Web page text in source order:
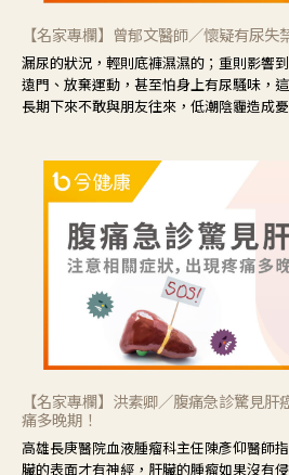
【名家專欄】曾郁文醫師／懷疑有尿失
漏尿的狀況，輕則底褲濕濕的；重則影響
遠門、放棄運動，甚至怕身上有尿騷味，
長期下來不敢與朋友往來，低潮陰霾造成憂
【名家專欄】洪素卿／腹痛急診驚見
痛多晚期！
高雄長庚醫院血液腫瘤科主任陳彥仰醫師
臟的表面才有神經，肝臟的腫瘤如果沒有